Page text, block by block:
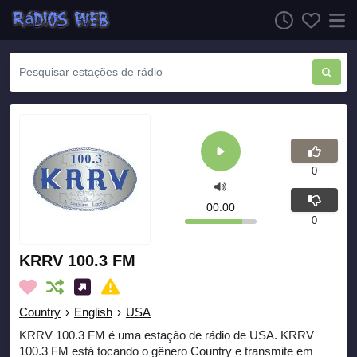
KRRV 100.3 FM
Country › English › USA
KRRV 100.3 FM é uma estação de rádio de USA. KRRV
100.3 FM está tocando o gênero Country e transmite em
00:00
0
0